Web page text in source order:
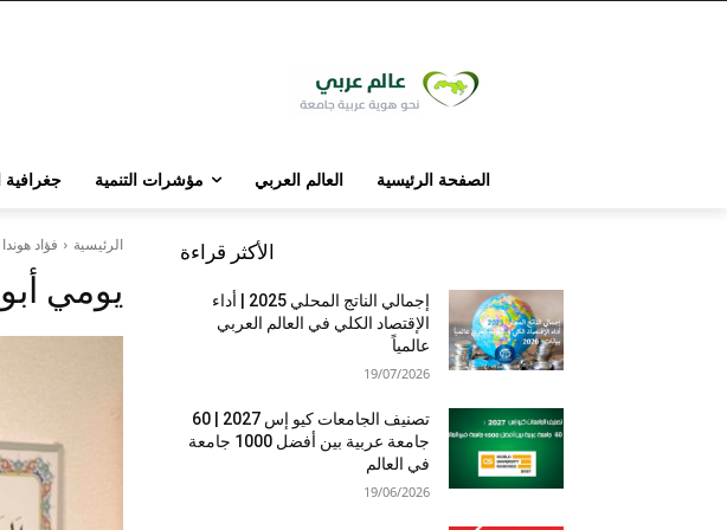
الصفحة الرئيسية العالم العربي مؤشرات التنمية جغرافية
الرئيسية فؤاد هوندا [1]|خطاط ياباني نقل الخط العربي للجزيرة
يومي
الأكثر قراءة
إجمالي الناتج المحلي 2025 | أداء
الإقتصاد الكلي في العالم العربي
عالمياً
19/07/2026
تصنيف الجامعات كيو إس 2027 | 60
جامعة عربية بين أفضل 1000 جامعة
في العالم
19/06/2026